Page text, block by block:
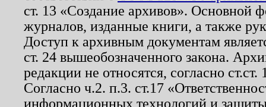
ст. 13 «Создание архивов». Основной
журналов, изданные книги, а также
Доступ к архивным документам
ст. 24 вышеобозначенного закона.
редакции не относятся, согласно
Согласно ч.2. п.3. ст.17
информационных технологий и